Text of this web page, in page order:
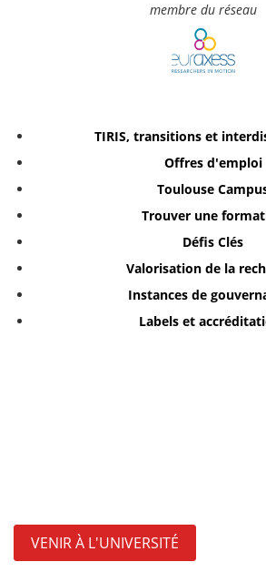
membre du réseau
TIRIS, transitions et
Offres d'emploi
Toulouse
Trouver une
Défis Clés
Valorisation de la
Instances de
Labels et
VENIR À L'UNIVERSITÉ